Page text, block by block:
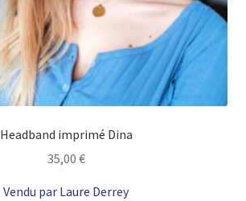
Headband imprimé Dina
35,00 €
Vendu par Laure Derrey